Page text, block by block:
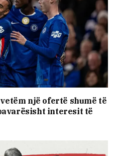
një ofertë shumë të
interesit të